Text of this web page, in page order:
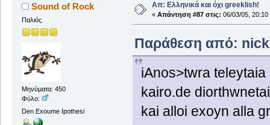
Sound of Rock
Παλιός
Μηνύματα: 450
Φύλο:
Den Exoume Ipothesi
Απ: Ελληνικά και όχι greeklish!
« Απάντηση #87 στις: 06/03/05, 20:10
Παράθεση από:
iAnos>twra
kairo.de
kai alloi exoyn alla